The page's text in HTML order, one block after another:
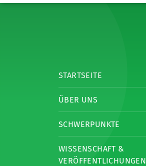
STARTSEITE
ÜBER UNS
SCHWERPUNKTE
WISSENSCHAFT &
VERÖFFENTLICHUNGEN